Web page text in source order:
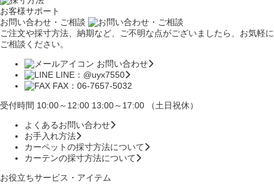
お客様サポート
お問い合わせ・ご相談
ご注文や採寸方法、納期など、ご不明な点がございましたら、お気軽に
ご相談ください。
お問い合わせ
LINE：@uyx7550
FAX：06-7657-5032
受付時間 10:00～12:00 13:00～17:00 （土日祝休）
よくあるお問い合わせ
お手入れ方法
カーペットの採寸方法について
カーテンの採寸方法について
お役立ちサービス・アイテム